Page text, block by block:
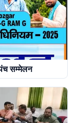
पंच सम्मेलन